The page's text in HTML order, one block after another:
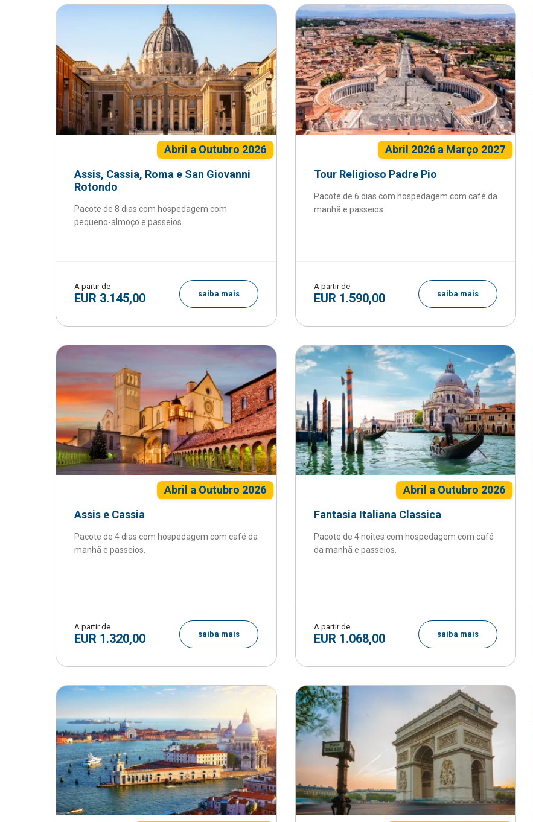
Abril a Outubro 2026
Assis, Cassia, Roma e San Giovanni
Rotondo
Pacote de 8 dias com hospedagem com
pequeno-almoço e passeios.
A partir de
EUR 3.145,00 saiba mais
Abril 2026 a Março 2027
Tour Religioso Padre Pio
Pacote de 6 dias com hospedagem com café da
manhã e passeios.
A partir de
EUR 1.590,00 saiba mais
Abril a Outubro 2026
Assis e Cassia
Pacote de 4 dias com hospedagem com café da
manhã e passeios.
A partir de
EUR 1.320,00 saiba mais
Abril a Outubro 2026
Fantasia Italiana Classica
Pacote de 4 noites com hospedagem com café
da manhã e passeios.
A partir de
EUR 1.068,00 saiba mais